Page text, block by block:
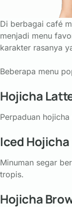
Di berbagai café
menjadi menu
karakter rasanya
Beberapa menu
Hojicha
Perpaduan hojicha
IcedHojicha
Minuman segar
tropis.
Hojicha